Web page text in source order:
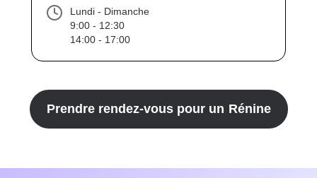
Lundi - Dimanche
9:00 - 12:30
14:00 - 17:00
Prendre rendez-vous pour un Rénine